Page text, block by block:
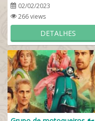
02/02/2023
266 views
DETALHES